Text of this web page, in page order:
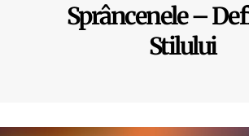
Sprâncenele –
Stilului